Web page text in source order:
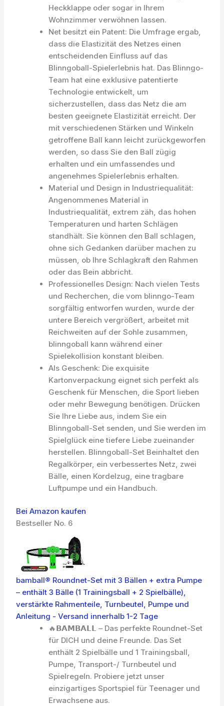
Heckklappe oder sogar in Ihrem
Wohnzimmer verwöhnen lassen.
Net besitzt ein Patent: Die Umfrage ergab,
dass die Elastizität des Netzes einen
entscheidenden Einfluss auf das
Blinngoball-Spielerlebnis hat. Das Blinngo-
Team hat eine exklusive patentierte
Technologie entwickelt, um
sicherzustellen, dass das Netz die am
besten geeignete Elastizität erreicht. Der
mit verschiedenen Stärken und Winkeln
getroffene Ball kann leicht zurückgeworfen
werden, so dass Sie den Ball zügig
erhalten und ein umfassendes und
angenehmes Spielerlebnis erhalten.
Material und Design in Industriequalität:
Angenommenes Material in
Industriequalität, extrem zäh, das hohen
Temperaturen und harten Schlägen
standhält. Sie können den Ball schlagen,
ohne sich Gedanken darüber machen zu
müssen, ob Ihre Schlagkraft den Rahmen
oder das Bein abbricht.
Professionelles Design: Nach vielen Tests
und Recherchen, die vom blinngo-Team
sorgfältig entworfen wurden, wurde der
untere Bereich vergrößert, arbeitet mit
Reichweiten auf der Sohle zusammen,
blinngoball kann während einer
Spielekollision konstant bleiben.
Als Geschenk: Die exquisite
Kartonverpackung eignet sich perfekt als
Geschenk für Menschen, die Sport lieben
oder mehr Bewegung benötigen. Drücken
Sie Ihre Liebe aus, indem Sie ein
Blinngoball-Set senden, und Sie werden im
Spielglück eine tiefere Liebe zueinander
herstellen. Blinngoball-Set Beinhaltet den
Regalkörper, ein verbessertes Netz, zwei
Bälle, einen Kordelzug, eine tragbare
Luftpumpe und ein Handbuch.
Bei Amazon kaufen
Bestseller No. 6
bamball® Roundnet-Set mit 3 Bällen + extra Pumpe
– enthält 3 Bälle (1 Trainingsball + 2 Spielbälle),
verstärkte Rahmenteile, Turnbeutel, Pumpe und
Anleitung - Versand innerhalb 1-2 Tage
🔥𝗕𝗔𝗠𝗕𝗔𝗟𝗟 – Das perfekte Roundnet-Set
für DICH und deine Freunde. Das Set
enthält 2 Spielbälle und 1 Trainingsball,
Pumpe, Transport-/ Turnbeutel und
Spielregeln. Probiere jetzt unser
einzigartiges Sportspiel für Teenager und
Erwachsene aus.